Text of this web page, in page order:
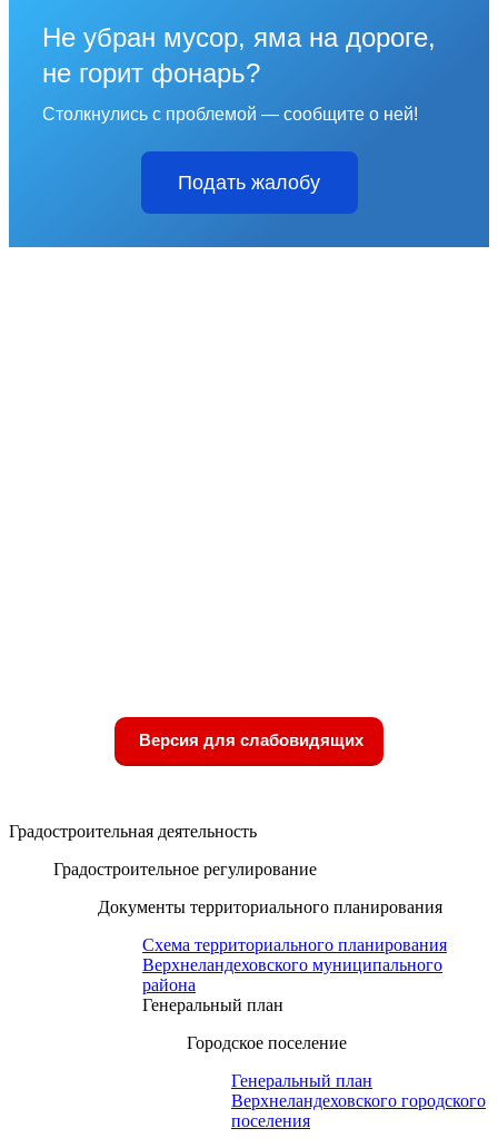
Не убран мусор, яма на дороге,
не горит фонарь?
Столкнулись с проблемой — сообщите о ней!
Подать жалобу
Версия для слабовидящих
Градостроительная деятельность
Градостроительное регулирование
Документы территориального планирования
Схема территориального планирования
Верхнеландеховского муниципального
района
Генеральный план
Городское поселение
Генеральный план
Верхнеландеховского городского
поселения